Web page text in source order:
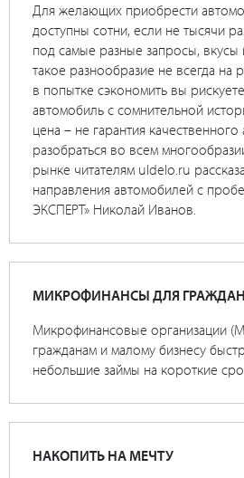
Для желающих приобрести
доступны сотни, если не тысячи
под самые разные запросы,
такое разнообразие не всегда на
в попытке сэкономить вы
автомобиль с сомнительной
цена – не гарантия качественного
разобраться во всем
рынке читателям uldelo.ru
направления автомобилей с
ЭКСПЕРТ» Николай Иванов.
МИКРОФИНАНСЫ ДЛЯ
Микрофинансовые организации
гражданам и малому бизнесу
небольшие займы на короткие
НАКОПИТЬ НА МЕЧТУ